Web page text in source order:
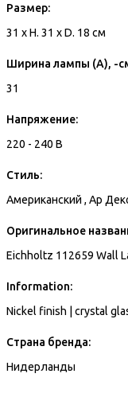
Размер:
31 x H. 31 x D. 18 см
Ширина лампы (A), -
31
Напряжение:
220 - 240 В
Стиль:
Американский , Ар
Оригинальное
Eichholtz 112659 Wall
Information:
Nickel finish | crystal
Страна бренда:
Нидерланды